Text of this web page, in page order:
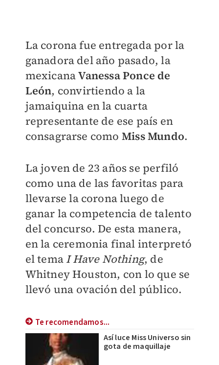
La corona fue entregada por la
ganadora del año pasado, la
mexicanaVanessa Ponce de
León, convirtiendo a la
jamaiquina en la cuarta
representante de ese país en
consagrarse como Miss Mundo.
La joven de 23 años se perfiló
como una de las favoritas para
llevarse la corona luego de
ganar la competencia de talento
del concurso. De esta manera,
en la ceremonia final interpretó
el tema I Have Nothing, de
Whitney Houston, con lo que se
llevó una ovación del público.
Te recomendamos...
Así luce Miss Universo sin
gota de maquillaje